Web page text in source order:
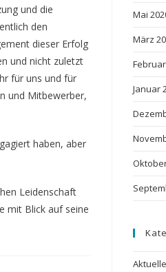
und die
den
dieser Erfolg
und nicht zuletzt
für uns und für
und Mitbewerber,
haben, aber
Leidenschaft
mit Blick auf seine
Mai
März
Januar